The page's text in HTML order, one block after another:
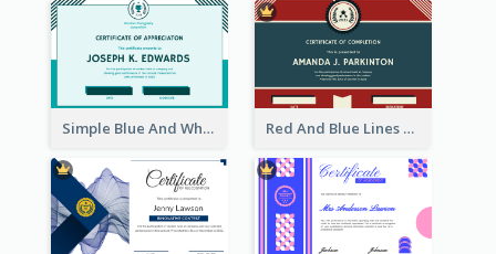
Simple Blue And White Rectangle Certificate Red And Blue Lines And Badge Completion Certificate